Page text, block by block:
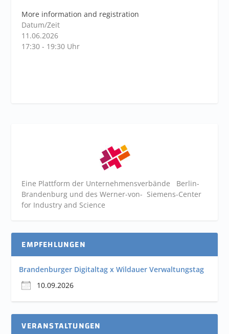
More information and registration
Datum/Zeit
11.06.2026
17:30 - 19:30 Uhr
Eine Plattform der Unternehmensverbände Berlin-
Brandenburg und des Werner-von- Siemens-Center
for Industry and Science
EMPFEHLUNGEN
Brandenburger Digitaltag x Wildauer Verwaltungstag
10.09.2026
VERANSTALTUNGEN